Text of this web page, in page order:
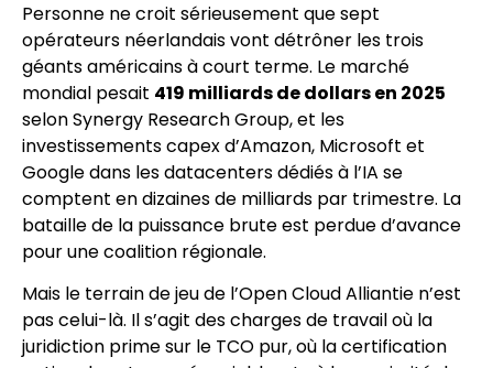
Personne ne croit sérieusement que sept
opérateurs néerlandais vont détrôner les trois
géants américains à court terme. Le marché
mondial pesait 419 milliards de dollars en 2025
selon Synergy Research Group, et les
investissements capex d’Amazon, Microsoft et
Google dans les datacenters dédiés à l’IA se
comptent en dizaines de milliards par trimestre. La
bataille de la puissance brute est perdue d’avance
pour une coalition régionale.
Mais le terrain de jeu de l’Open Cloud Alliantie n’est
pas celui-là. Il s’agit des charges de travail où la
juridiction prime sur le TCO pur, où la certification